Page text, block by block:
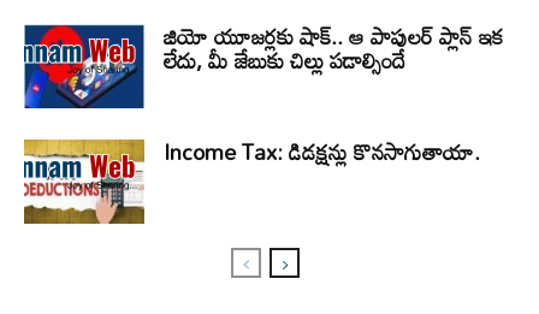
జియో యూజర్లకు షాక్.. ఆ పాపులర్ ప్లాన్ ఇక
లేదు, మీ జేబుకు చిల్లు పడాల్సిందే
Income Tax: డిడక్షన్లు కొనసాగుతాయా.